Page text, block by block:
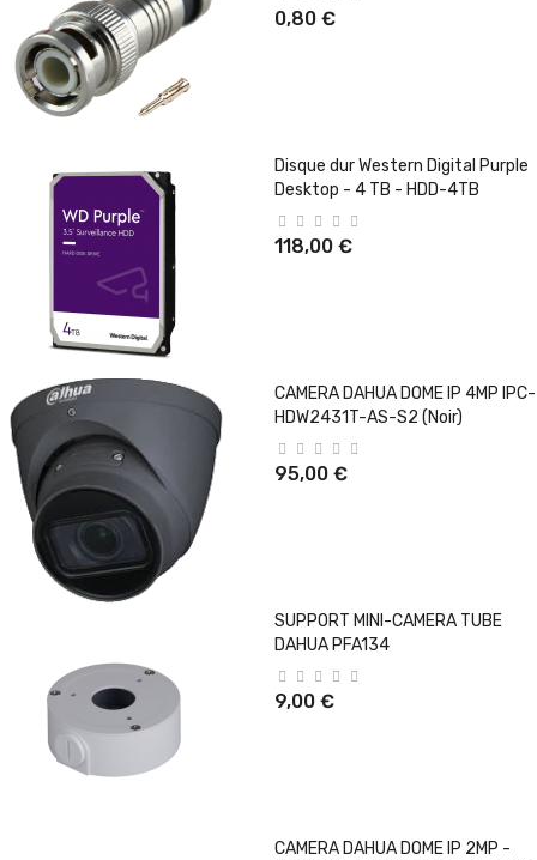
0,80 €
Disque dur Western Digital Purple
Desktop - 4 TB - HDD-4TB
118,00 €
CAMERA DAHUA DOME IP 4MP IPC-
HDW2431T-AS-S2 (Noir)
95,00 €
SUPPORT MINI-CAMERA TUBE
DAHUA PFA134
9,00 €
CAMERA DAHUA DOME IP 2MP -